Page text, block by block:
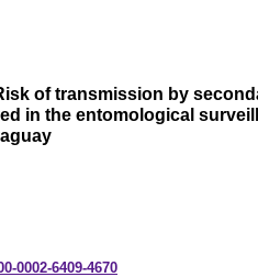
of transmission by
in the entomological
0002-6409-4670